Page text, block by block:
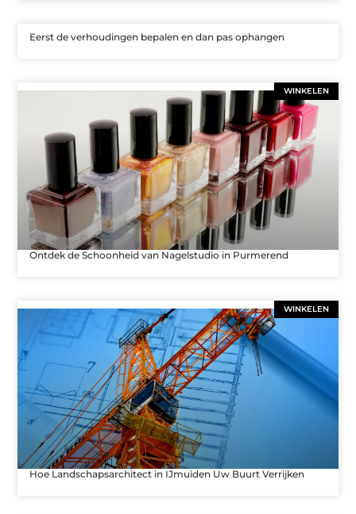
Eerst de verhoudingen bepalen en dan pas ophangen
WINKELEN
Ontdek de Schoonheid van Nagelstudio in Purmerend
WINKELEN
Hoe Landschapsarchitect in IJmuiden Uw Buurt Verrijken